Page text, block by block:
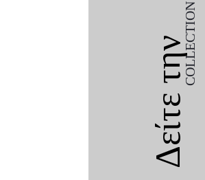
Δείτε τηνCOLLECTION